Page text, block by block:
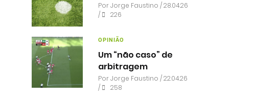
PorJorge Faustino / 28.04.26
/
226
OPINIÃO
Um “não caso” de
arbitragem
PorJorge Faustino / 22.04.26
/
258